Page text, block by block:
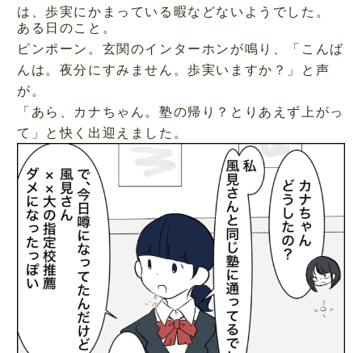
は、歩実にかまっている暇などないようでした。
ある日のこと。
ピンポーン。玄関のインターホンが鳴り、「こんば
んは。夜分にすみません。歩実いますか？」と声
が。
「あら、カナちゃん。塾の帰り？とりあえず上がっ
て」と快く出迎えました。